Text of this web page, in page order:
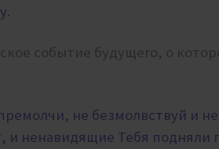
событие будущего, о
не безмолвствуй и
и ненавидящие Тебя подняли